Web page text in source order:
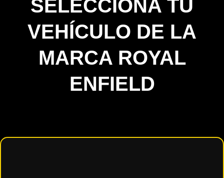
SELECCIONA TU
VEHÍCULO DE LA
MARCA ROYAL
ENFIELD